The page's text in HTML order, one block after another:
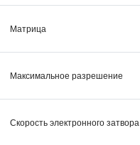
Матрица
Максимальное разрешение
Скорость электронного затвора